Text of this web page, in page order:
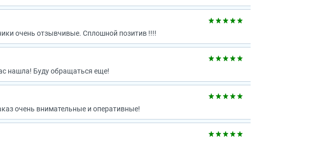
очень отзывчивые. Сплошной позитив !!!!
нашла! Буду обращаться еще!
очень внимательные и оперативные!